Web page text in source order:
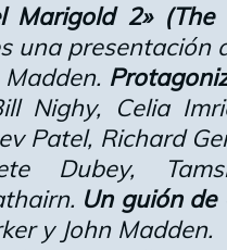
Marigold 2» (The
una presentación
Nighy, Celia
Patel, Richard
Dubey,
Un guión de
y John Madden.